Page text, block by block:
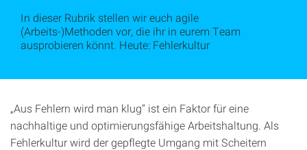
In dieser Rubrik stellen wir euch agile
(Arbeits-)Methoden vor, die ihr in eurem Team
ausprobieren könnt. Heute: Fehlerkultur
„Aus Fehlern wird man klug“ ist ein Faktor für eine
nachhaltige und optimierungsfähige Arbeitshaltung. Als
Fehlerkultur wird der gepflegte Umgang mit Scheitern